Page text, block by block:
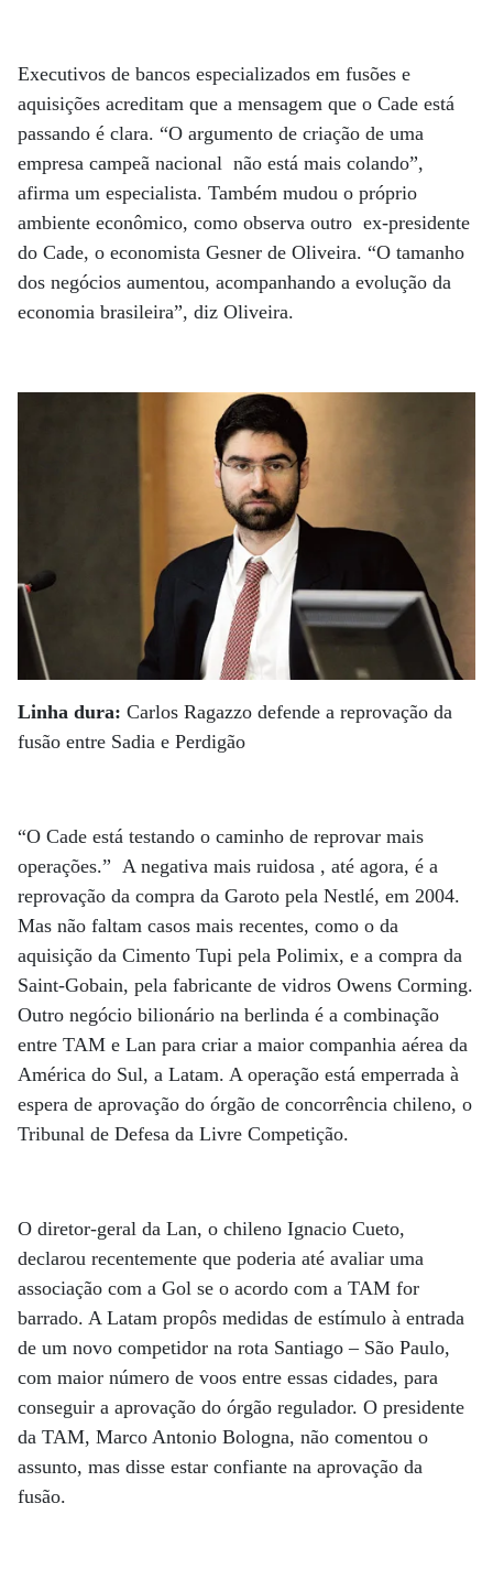
Executivos de bancos especializados em fusões e
aquisições acreditam que a mensagem que o Cade está
passando é clara. “O argumento de criação de uma
empresa campeã nacional não está mais colando”,
afirma um especialista. Também mudou o próprio
ambiente econômico, como observa outro ex-presidente
do Cade, o economista Gesner de Oliveira. “O tamanho
dos negócios aumentou, acompanhando a evolução da
economia brasileira”, diz Oliveira.
Linha dura: Carlos Ragazzo defende a reprovação da
fusão entre Sadia e Perdigão
“O Cade está testando o caminho de reprovar mais
operações.” A negativa mais ruidosa , até agora, é a
reprovação da compra da Garoto pela Nestlé, em 2004.
Mas não faltam casos mais recentes, como o da
aquisição da Cimento Tupi pela Polimix, e a compra da
Saint-Gobain, pela fabricante de vidros Owens Corming.
Outro negócio bilionário na berlinda é a combinação
entre TAM e Lan para criar a maior companhia aérea da
América do Sul, a Latam. A operação está emperrada à
espera de aprovação do órgão de concorrência chileno, o
Tribunal de Defesa da Livre Competição.
O diretor-geral da Lan, o chileno Ignacio Cueto,
declarou recentemente que poderia até avaliar uma
associação com a Gol se o acordo com a TAM for
barrado. A Latam propôs medidas de estímulo à entrada
de um novo competidor na rota Santiago – São Paulo,
com maior número de voos entre essas cidades, para
conseguir a aprovação do órgão regulador. O presidente
da TAM, Marco Antonio Bologna, não comentou o
assunto, mas disse estar confiante na aprovação da
fusão.